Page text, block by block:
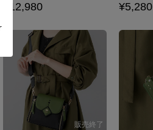
¥12,980 ¥5,280